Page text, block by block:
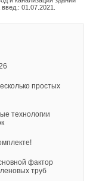
01.07.2021.
простых
технологии
фактор
труб
бронзами),
применяют
Resistant, CR) или
Resistant, DZR),
цинка в латуни,
коррозия под